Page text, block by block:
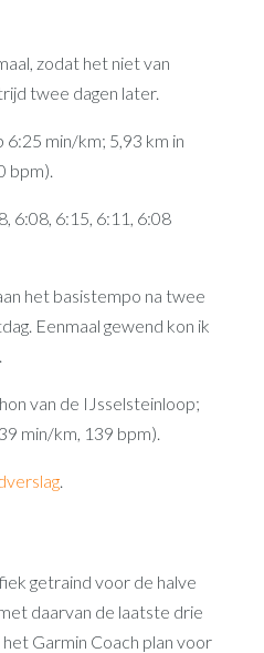
zodat het niet van
twee dagen later.
6:25 min/km; 5,93 km in
bpm).
6:08, 6:15, 6:11, 6:08
het basistempo na twee
Eenmaal gewend kon ik
van de IJsselsteinloop;
min/km, 139 bpm).
.
getraind voor de halve
daarvan de laatste drie
Garmin Coach plan voor